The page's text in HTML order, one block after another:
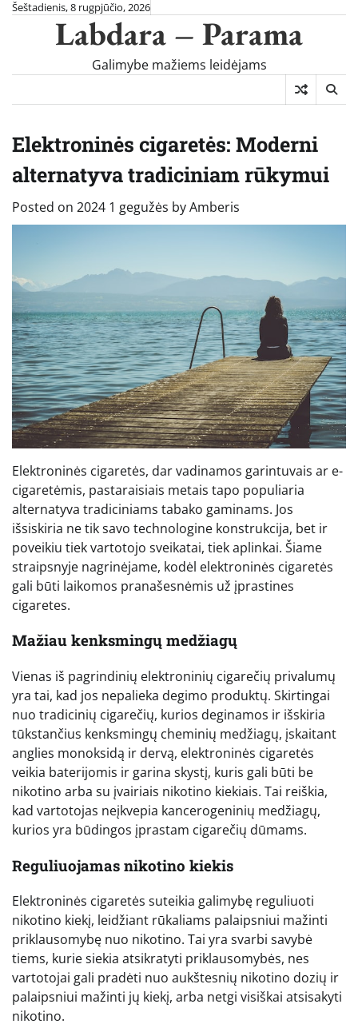
SkipŠeštadienis, 8 rugpjūčio, 2026
Labdara – Parama
Galimybe mažiems leidėjams
Elektroninės cigaretės: Moderni
alternatyva tradiciniam rūkymui
Posted on 2024 1 gegužės byAmberis
Elektroninės cigaretės, dar vadinamos garintuvais ar e-
cigaretėmis, pastaraisiais metais tapo populiaria
alternatyva tradiciniams tabako gaminams. Jos
išsiskiria ne tik savo technologine konstrukcija, bet ir
poveikiu tiek vartotojo sveikatai, tiek aplinkai. Šiame
straipsnyje nagrinėjame, kodėl elektroninės cigaretės
gali būti laikomos pranašesnėmis už įprastines
cigaretes.
Mažiau kenksmingų medžiagų
Vienas iš pagrindinių elektroninių cigarečių privalumų
yra tai, kad jos nepalieka degimo produktų. Skirtingai
nuo tradicinių cigarečių, kurios deginamos ir išskiria
tūkstančius kenksmingų cheminių medžiagų, įskaitant
anglies monoksidą ir dervą, elektroninės cigaretės
veikia baterijomis ir garina skystį, kuris gali būti be
nikotino arba su įvairiais nikotino kiekiais. Tai reiškia,
kad vartotojas neįkvepia kancerogeninių medžiagų,
kurios yra būdingos įprastam cigarečių dūmams.
Reguliuojamas nikotino kiekis
Elektroninės cigaretės suteikia galimybę reguliuoti
nikotino kiekį, leidžiant rūkaliams palaipsniui mažinti
priklausomybę nuo nikotino. Tai yra svarbi savybė
tiems, kurie siekia atsikratyti priklausomybės, nes
vartotojai gali pradėti nuo aukštesnių nikotino dozių ir
palaipsniui mažinti jų kiekį, arba netgi visiškai atsisakyti
nikotino.